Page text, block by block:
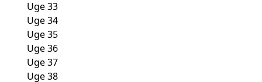
Uge 33
Uge 34
Uge 35
Uge 36
Uge 37
Uge 38